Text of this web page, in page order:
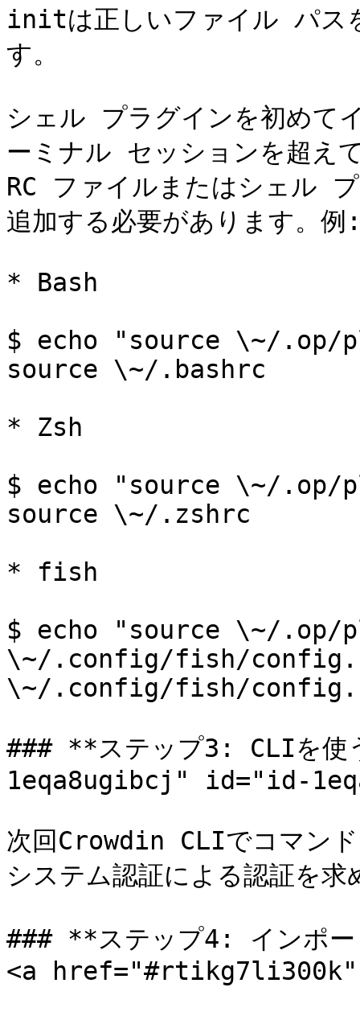
initは正しいファイル パス
す。
シェル プラグインを初めて
ーミナル セッションを超え
RC ファイルまたはシェル
追加する必要があります。例
* Bash
$ echo "source \~/.op/
source \~/.bashrc
* Zsh
$ echo "source \~/.op/
source \~/.zshrc
* fish
$ echo "source \~/.op/
\~/.config/fish/
\~/.config/fish/
### **ステップ3: CLIを
1eqa8ugibcj" id="id-
次回Crowdin CLIでコマンド
システム認証による認証を
### **ステップ4: インポー
<a